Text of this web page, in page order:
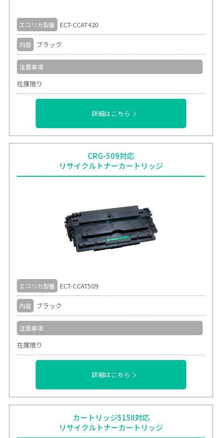
エコリカ型番 ECT-CCAT420
内容 ブラック
注意事項
在庫限り
詳細はこちら
CRG-509対応
リサイクルトナーカートリッジ
エコリカ型番 ECT-CCAT509
内容 ブラック
注意事項
在庫限り
詳細はこちら
カートリッジ515II対応
リサイクルトナーカートリッジ